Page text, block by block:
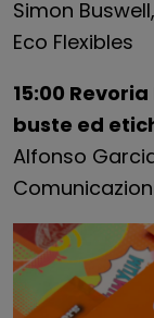
Simon
Eco Flexibles
15:00
buste ed
Alfonso